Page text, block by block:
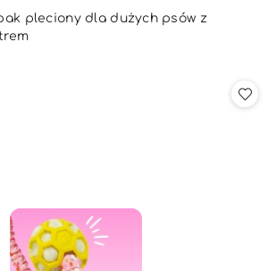
pleciony dla dużych psów z